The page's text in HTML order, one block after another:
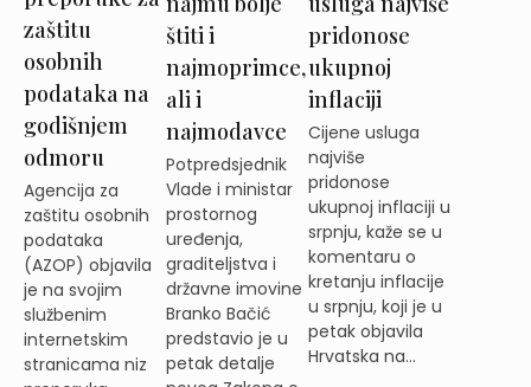
zaštitu
osobnih
podataka na
godišnjem
odmoru
Agencija za
zaštitu osobnih
podataka
(AZOP) objavila
je na svojim
službenim
internetskim
stranicama niz
štiti i
najmoprimce,
ali i
najmodavce
Potpredsjednik
Vlade i ministar
prostornog
uređenja,
graditeljstva i
državne imovine
Branko Bačić
predstavio je u
petak detalje
pridonose
ukupnoj
inflaciji
Cijene usluga
najviše
pridonose
ukupnoj inflaciji u
srpnju, kaže se u
komentaru o
kretanju inflacije
u srpnju, koji je u
petak objavila
Hrvatska na...